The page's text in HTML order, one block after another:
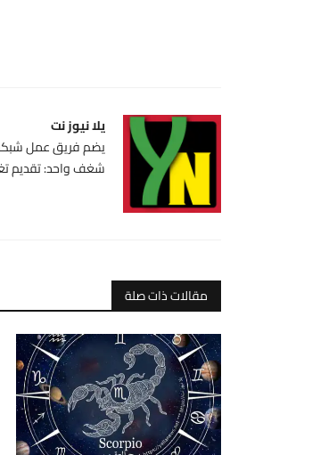
يلا نيوز نت
يضم فريق عمل شبكة
شغف واحد: تقديم
مقالات ذات صلة